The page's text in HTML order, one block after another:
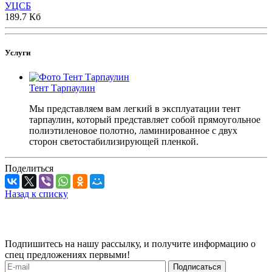
УЦСБ
189.7 Кб
Услуги
Тент Тарпаулин
Мы представляем вам легкий в эксплуатации тент
тарпаулин, который представляет собой прямоугольное
полиэтиленовое полотно, ламинированное с двух
сторон светостабилизирующей пленкой.
Поделиться
Назад к списку
Подпишитесь на нашу рассылку, и получите информацию о
спец предложениях первыми!